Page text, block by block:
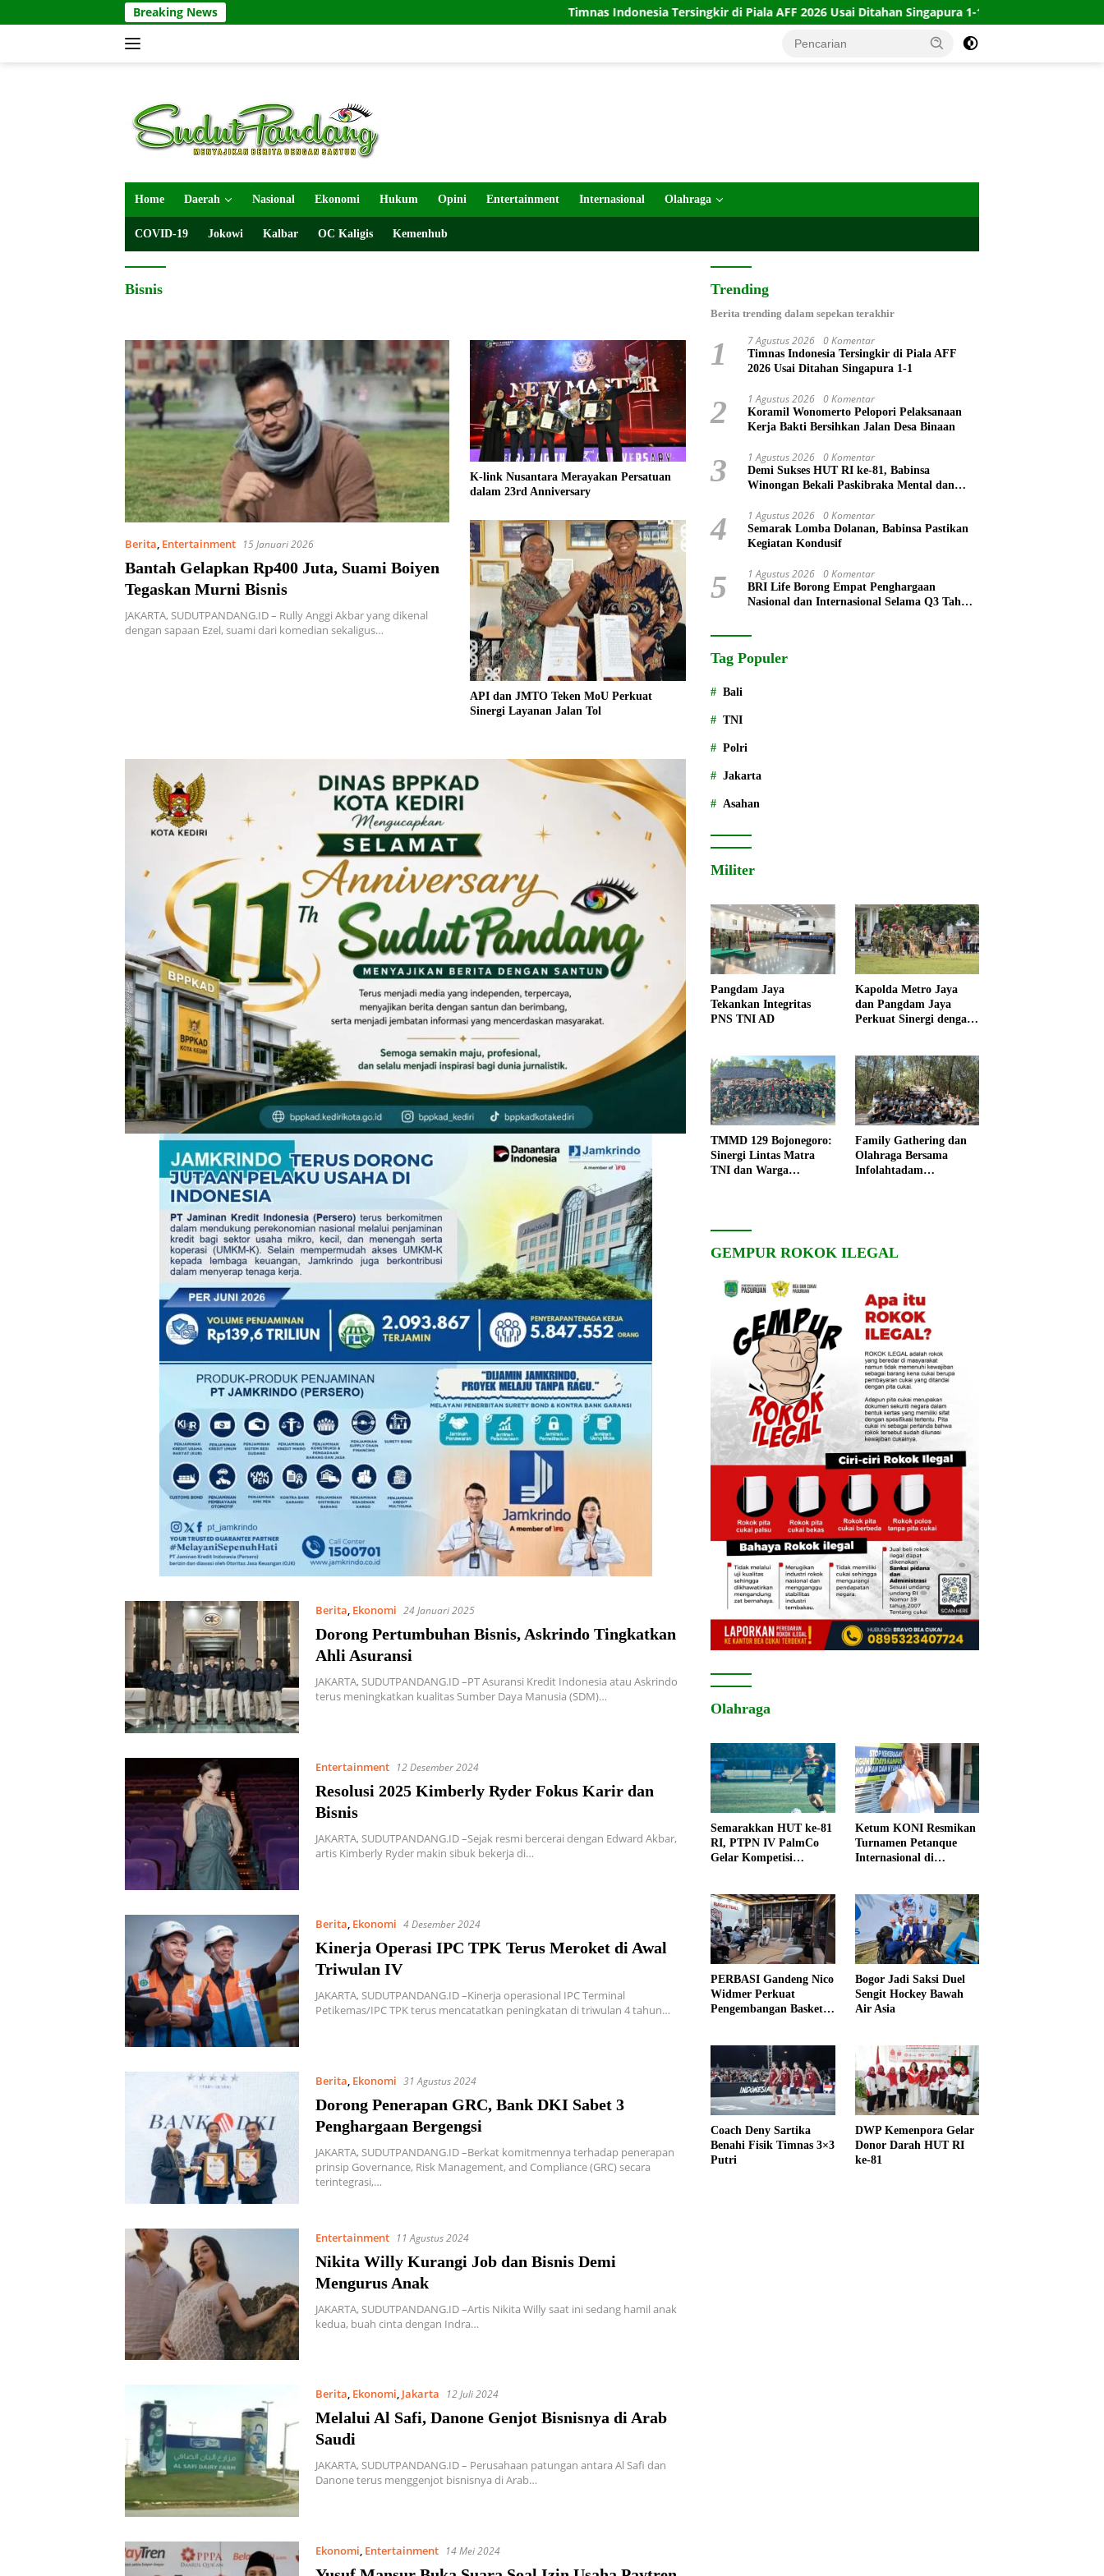
ke
Breaking News Timnas Indonesia Tersingkir di Piala AFF 2026 Usai Ditahan Singapura 1-1 10 Kartu Legacy 100
Home Daerah Nasional Ekonomi Hukum Opini Entertainment Internasional Olahraga
COVID-19 Jokowi Kalbar OC Kaligis Kemenhub
Bisnis
Berita, Entertainment 15 Januari 2026
Bantah Gelapkan Rp400 Juta, Suami Boiyen
Tegaskan Murni Bisnis
JAKARTA, SUDUTPANDANG.ID – Rully Anggi Akbar yang dikenal
dengan sapaan Ezel, suami dari komedian sekaligus…
K-link Nusantara Merayakan Persatuan
dalam 23rd Anniversary
API dan JMTO Teken MoU Perkuat
Sinergi Layanan Jalan Tol
Berita Ekonomi 24 Januari 2025
Dorong Pertumbuhan Bisnis, Askrindo Tingkatkan
Ahli Asuransi
JAKARTA, SUDUTPANDANG.ID –PT Asuransi Kredit Indonesia atau Askrindo
terus meningkatkan kualitas Sumber Daya Manusia (SDM)…
Entertainment 12 Desember 2024
Resolusi 2025 Kimberly Ryder Fokus Karir dan
Bisnis
JAKARTA, SUDUTPANDANG.ID –Sejak resmi bercerai dengan Edward Akbar,
artis Kimberly Ryder makin sibuk bekerja di…
Berita Ekonomi 4 Desember 2024
Kinerja Operasi IPC TPK Terus Meroket di Awal
Triwulan IV
JAKARTA, SUDUTPANDANG.ID –Kinerja operasional IPC Terminal
Petikemas/IPC TPK terus mencatatkan peningkatan di triwulan 4 tahun…
Berita Ekonomi 31 Agustus 2024
Dorong Penerapan GRC, Bank DKI Sabet 3
Penghargaan Bergengsi
JAKARTA, SUDUTPANDANG.ID –Berkat komitmennya terhadap penerapan
prinsip Governance, Risk Management, and Compliance (GRC) secara
terintegrasi,…
Entertainment 11 Agustus 2024
Nikita Willy Kurangi Job dan Bisnis Demi
Mengurus Anak
JAKARTA, SUDUTPANDANG.ID –Artis Nikita Willy saat ini sedang hamil anak
kedua, buah cinta dengan Indra…
Berita, Ekonomi, Jakarta 12 Juli 2024
Melalui Al Safi, Danone Genjot Bisnisnya di Arab
Saudi
JAKARTA, SUDUTPANDANG.ID – Perusahaan patungan antara Al Safi dan
Danone terus menggenjot bisnisnya di Arab…
Ekonomi, Entertainment 14 Mei 2024
Trending
Berita trending dalam sepekan terakhir
1 7 Agustus 2026 0 Komentar
Timnas Indonesia Tersingkir di Piala AFF
2026 Usai Ditahan Singapura 1-1
2 1 Agustus 2026 0 Komentar
Koramil Wonomerto Pelopori Pelaksanaan
Kerja Bakti Bersihkan Jalan Desa Binaan
3 1 Agustus 2026 0 Komentar
Demi Sukses HUT RI ke-81, Babinsa
Winongan Bekali Paskibraka Mental dan
4 1 Agustus 2026 0 Komentar
Semarak Lomba Dolanan, Babinsa Pastikan
Kegiatan Kondusif
5 1 Agustus 2026 0 Komentar
BRI Life Borong Empat Penghargaan
Nasional dan Internasional Selama Q3 Tahun
Tag Populer
Bali
TNI
Polri
Jakarta
Asahan
Militer
Pangdam Jaya
Tekankan Integritas
PNS TNI AD
Kapolda Metro Jaya
dan Pangdam Jaya
Perkuat Sinergi dengan
TMMD 129 Bojonegoro:
Sinergi Lintas Matra
TNI dan Warga
Family Gathering dan
Olahraga Bersama
Infolahtadam
GEMPUR ROKOK ILEGAL
Olahraga
Semarakkan HUT ke-81
RI, PTPN IV PalmCo
Gelar Kompetisi
Ketum KONI Resmikan
Turnamen Petanque
Internasional di
PERBASI Gandeng Nico
Widmer Perkuat
Pengembangan Basket
Bogor Jadi Saksi Duel
Sengit Hockey Bawah
Air Asia
Coach Deny Sartika
Benahi Fisik Timnas 3×3
Putri
DWP Kemenpora Gelar
Donor Darah HUT RI
ke-81